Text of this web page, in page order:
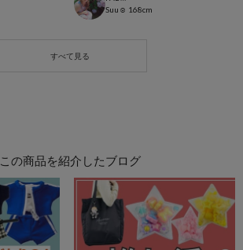
Suu☺︎ 168cm
この商品を紹介したブログ